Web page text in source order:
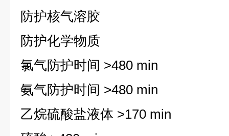
防护核气溶胶
防护化学物质
氯气防护时间 >480 min
氨气防护时间 >480 min
乙烷硫酸盐液体 >170 min